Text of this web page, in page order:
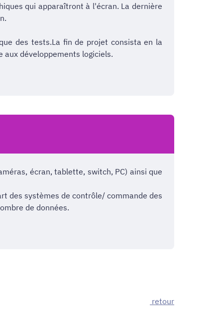
qui apparaîtront à l'écran. La dernière
des tests.La fin de projet consista en la
développements logiciels.
écran, tablette, switch, PC) ainsi que
des systèmes de contrôle/ commande des
de données.
retour